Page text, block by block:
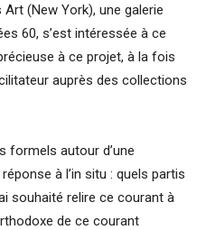
(New York), une galerie
60, s’est intéressée à ce
à ce projet, à la fois
auprès des collections
formels autour d’une
à l’in situ : quels partis
souhaité relire ce courant à
de ce courant